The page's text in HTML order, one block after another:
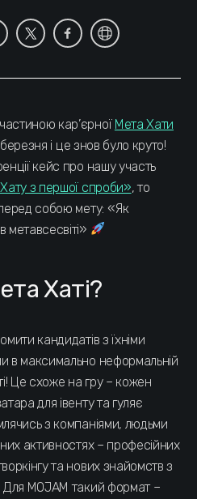
кар’єрної Мета Хати
і це знов було круто!
кейс про нашу участь
з першої спроби», то
собою мету: «Як
Хаті?
кандидатів з їхніми
в максимально неформальній
Це схоже на гру – кожен
для івенту та гуляє
з компаніями, людьми
активностях – професійних
та нових знайомств з
MOJAM такий формат –